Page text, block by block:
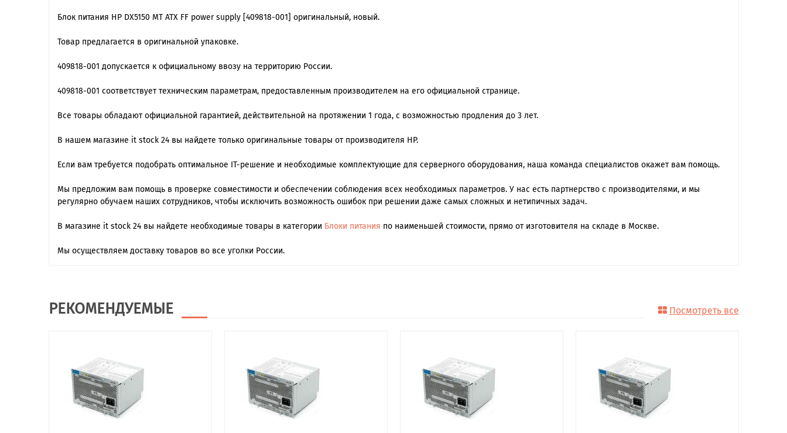
Блок питания HP DX5150 MT ATX FF power supply [409818-001] оригинальный, новый.
Товар предлагается в оригинальной упаковке.
409818-001 допускается к официальному ввозу на территорию России.
409818-001 cоответствует техническим параметрам, предоставленным производителем на его официальной странице.
Все товары обладают официальной гарантией, действительной на протяжении 1 года, с возможностью продления до 3 лет.
В нашем магазине it stock 24 вы найдете только оригинальные товары от производителя HP.
Если вам требуется подобрать оптимальное IT-решение и необходимые комплектующие для серверного оборудования, наша команда специалиcтов окажет вам помощь.
Мы предложим вам помощь в проверке совместимости и обеспечении соблюдения всех необходимых параметров. У нас есть партнерство с производителями, и мы
регулярно обучаем наших сотрудников, чтобы исключить возможность ошибок при решении даже самых сложных и нетипичных задач.
В магазине it stock 24 вы найдете необходимые товары в категории Блоки питания по наименьшей стоимости, прямо от изготовителя на складе в Москве.
Мы осуществляем доставку товаров во все уголки России.
РЕКОМЕНДУЕМЫЕ Посмотреть все